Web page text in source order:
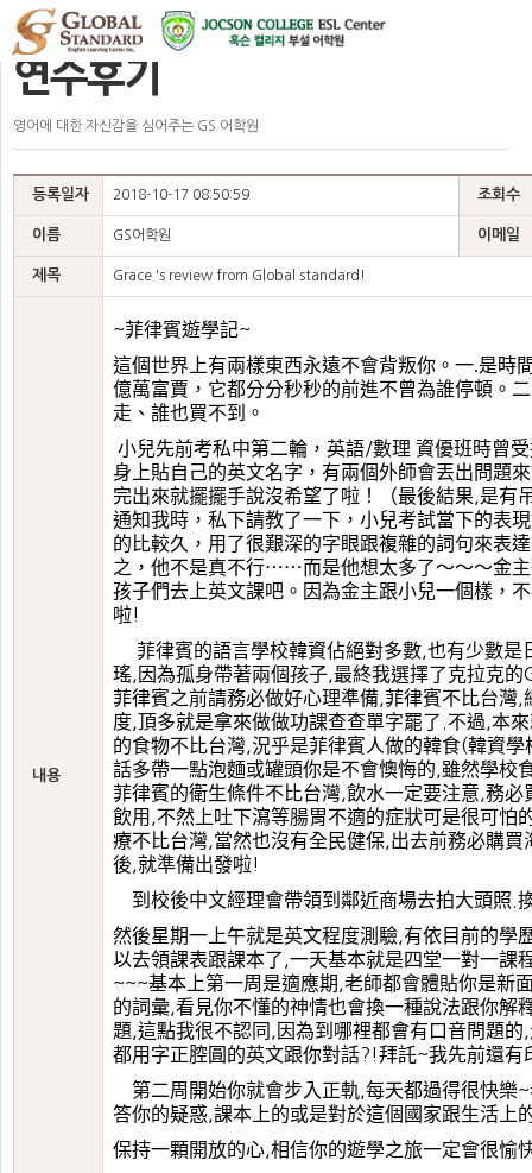
연수후기
영어에 대한 자신감을 심어주는 GS 어학원
등록일자 2018-10-17 08:50:59 조회수
이름 GS어학원 이메일
제목 Grace 's review from Global standard!
내용
~菲律賓遊學記~
這個世界上有兩樣東西永遠不會背叛你。 一.是時
億萬富賈，它都分分秒秒的前進不曾為誰停頓。 二
走、誰也買不到。
小兒先前考私中第二輪，英語/數理 資優班時曾
身上貼自己的英文名字，有兩個外師會丟出問題
完出來就擺擺手說沒希望了啦！（最後結果 是有
通知我時，私下請教了一下，小兒考試當下的表
的比較久，用了很艱深的字眼跟複雜的詞句來表
之，他不是真不行⋯⋯而是他想太多了～～～金
孩子們去上英文課吧。因為金主跟小兒一個樣，
啦!
菲律賓的語言學校韓資佔絕對多數 也有少數是
瑤 因為孤身帶著兩個孩子 最終我選擇了克拉克的
菲律賓之前請務必做好心理準備 菲律賓不比台灣
度 頂多就是拿來做做功課查查單字罷了 不過 本
的食物不比台灣 況乎是菲律賓人做的韓食(韓資學
話多帶一點泡麵或罐頭你是不會懊悔的 雖然學校
菲律賓的衛生條件不比台灣 飲水一定要注意 務必
飲用 不然上吐下瀉等腸胃不適的症狀可是很可怕
療不比台灣 當然也沒有全民健保 出去前務必購買
後 就準備出發啦!
到校後中文經理會帶領到鄰近商場去拍大頭照
然後星期一上午就是英文程度測驗 有依目前的學
以去領課表跟課本了 一天基本就是四堂一對一課
~~~基本上第一周是適應期 老師都會體貼你是新
的詞彙 看見你不懂的神情也會換一種說法跟你解
題 這點我很不認同 因為到哪裡都會有口音問題的
都用字正腔圓的英文跟你對話?!拜託~我先前還有
第二周開始你就會步入正軌 每天都過得很快樂~
答你的疑惑 課本上的或是對於這個國家跟生活上
保持一顆開放的心 相信你的遊學之旅一定會很愉